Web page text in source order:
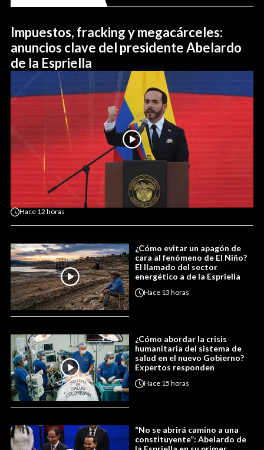
Impuestos, fracking y megacárceles:
anuncios clave del presidente Abelardo
de la Espriella
Hace 12 horas
¿Cómo evitar un apagón de
cara al fenómeno de El Niño?
El llamado del sector
energético a de la Espriella
Hace 13 horas
¿Cómo abordar la crisis
humanitaria del sistema de
salud en el nuevo Gobierno?
Expertos responden
Hace 15 horas
“No se abrirá camino a una
constituyente”: Abelardo de